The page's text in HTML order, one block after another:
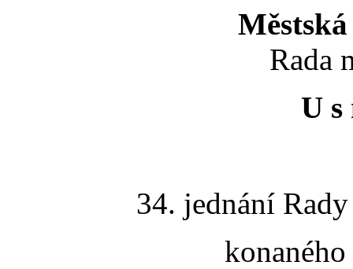
Rada
U s
34. jednání